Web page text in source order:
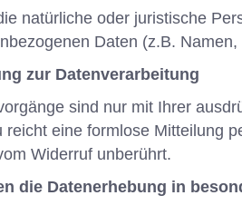
natürliche oder juristische
Daten (z.B.
zur Datenverarbeitung
sind nur mit Ihrer
reicht eine formlose Mitteilung
Widerruf unberührt.
die Datenerhebung in